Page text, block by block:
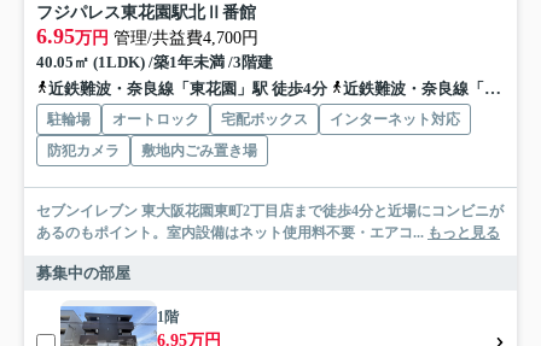
フジパレス東花園駅北Ⅱ番館
6.95万円 管理/共益費4,700円
40.05㎡ (1LDK) /築1年未満 /3階建
近鉄難波・奈良線「東花園」駅 徒歩4分
近鉄難波・奈良線「河内花園」駅 徒歩8分
駐輪場 オートロック 宅配ボックス
インターネット対応
防犯カメラ
敷地内ごみ置き場
セブンイレブン 東大阪花園東町2丁目店まで徒歩4分と近場にコンビニが
あるのもポイント。室内設備はネット使用料不要・エアコ... もっと見る
募集中の部屋
1階
6.95万円